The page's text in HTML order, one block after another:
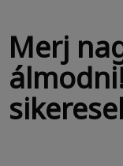
Merj